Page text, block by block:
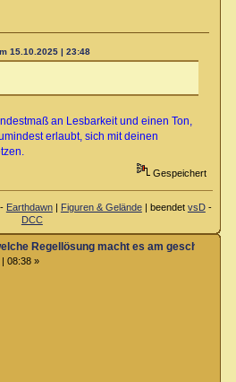
15.10.2025 | 23:48
an Lesbarkeit und einen Ton,
erlaubt, sich mit deinen
Gespeichert
Earthdawn| Figuren & Gelände| beendet vsD-
DCC
Regellösung macht es am
08:38 »